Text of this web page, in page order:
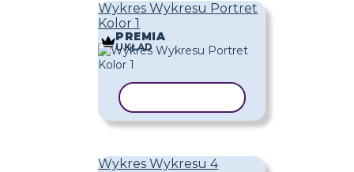
Wykres Wykresu Portret
Kolor 1
PREMIA
UKŁAD
Wykres Wykresu 4